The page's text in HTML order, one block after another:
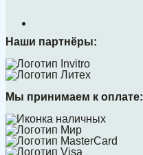
Наши партнёры:
Мы принимаем к оплате: